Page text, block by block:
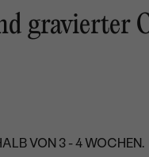
gravierter
VON 3 - 4 WOCHEN.